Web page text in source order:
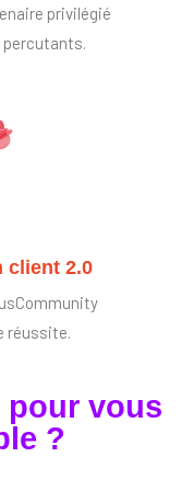
privilégié
percutants.
client 2.0
réussite.
pour vous
?